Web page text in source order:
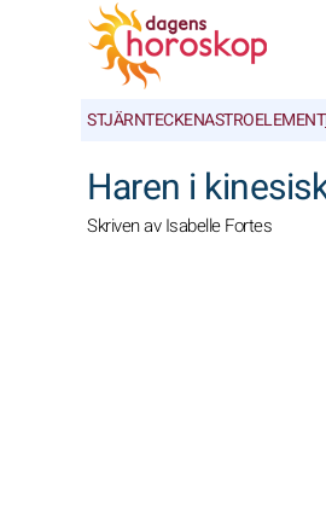
STJÄRNTECKENASTROELEMENT
Haren i
Skriven av Isabelle Fortes